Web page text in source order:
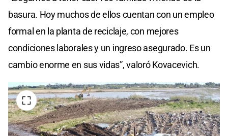
basura. Hoy muchos de ellos cuentan con un empleo
formal en la planta de reciclaje, con mejores
condiciones laborales y un ingreso asegurado. Es un
cambio enorme en sus vidas”, valoró Kovacevich.